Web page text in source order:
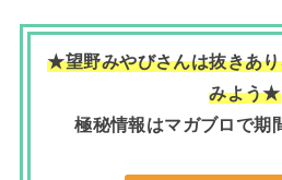
★望野みやびさんは抜きあ
みよう★
極秘情報はマガブロで期